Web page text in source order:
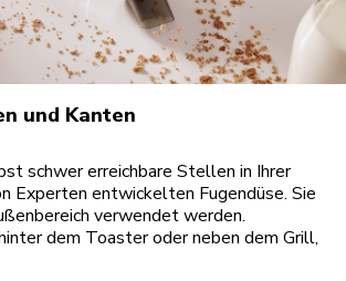
und Kanten
schwer erreichbare Stellen in Ihrer
Experten entwickelten Fugendüse. Sie
verwendet werden.
dem Toaster oder neben dem Grill,